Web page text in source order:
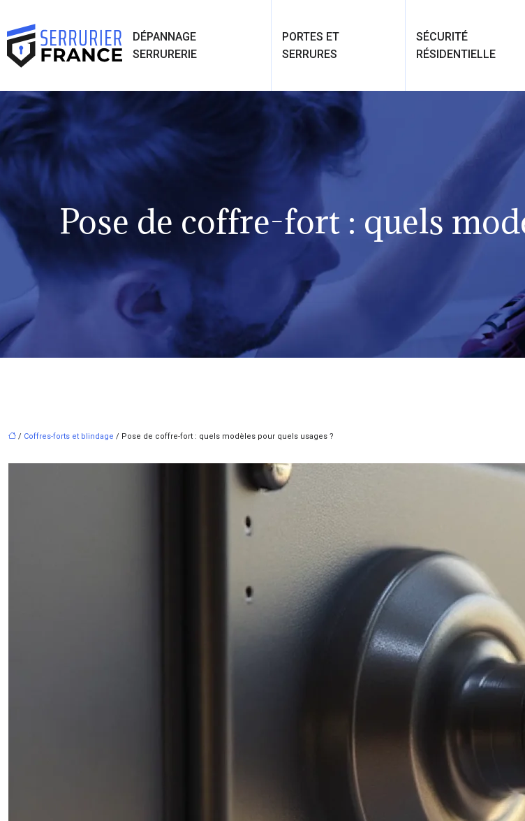
DÉPANNAGE
SERRURERIE
PORTES ET
SERRURES
SÉCURITÉ
RÉSIDENTIELLE
Pose de coffre-fort : quels
/ Coffres-forts et blindage / Pose de coffre-fort : quels modèles pour quels usages ?